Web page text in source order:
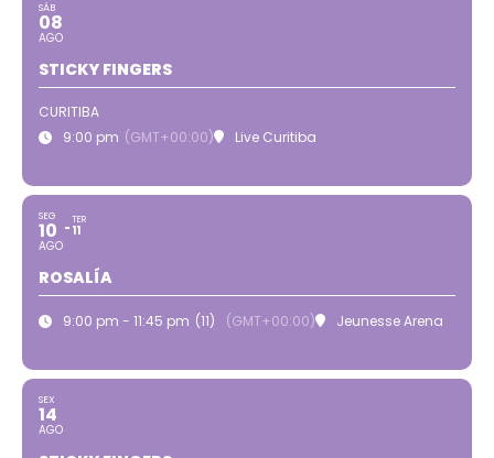
SÁB
08
AGO
STICKY FINGERS
CURITIBA
9:00 pm (GMT+00:00) Live Curitiba
SEG
10
AGO
TER
11
ROSALÍA
9:00 pm - 11:45 pm (11) (GMT+00:00) Jeunesse Arena
SEX
14
AGO